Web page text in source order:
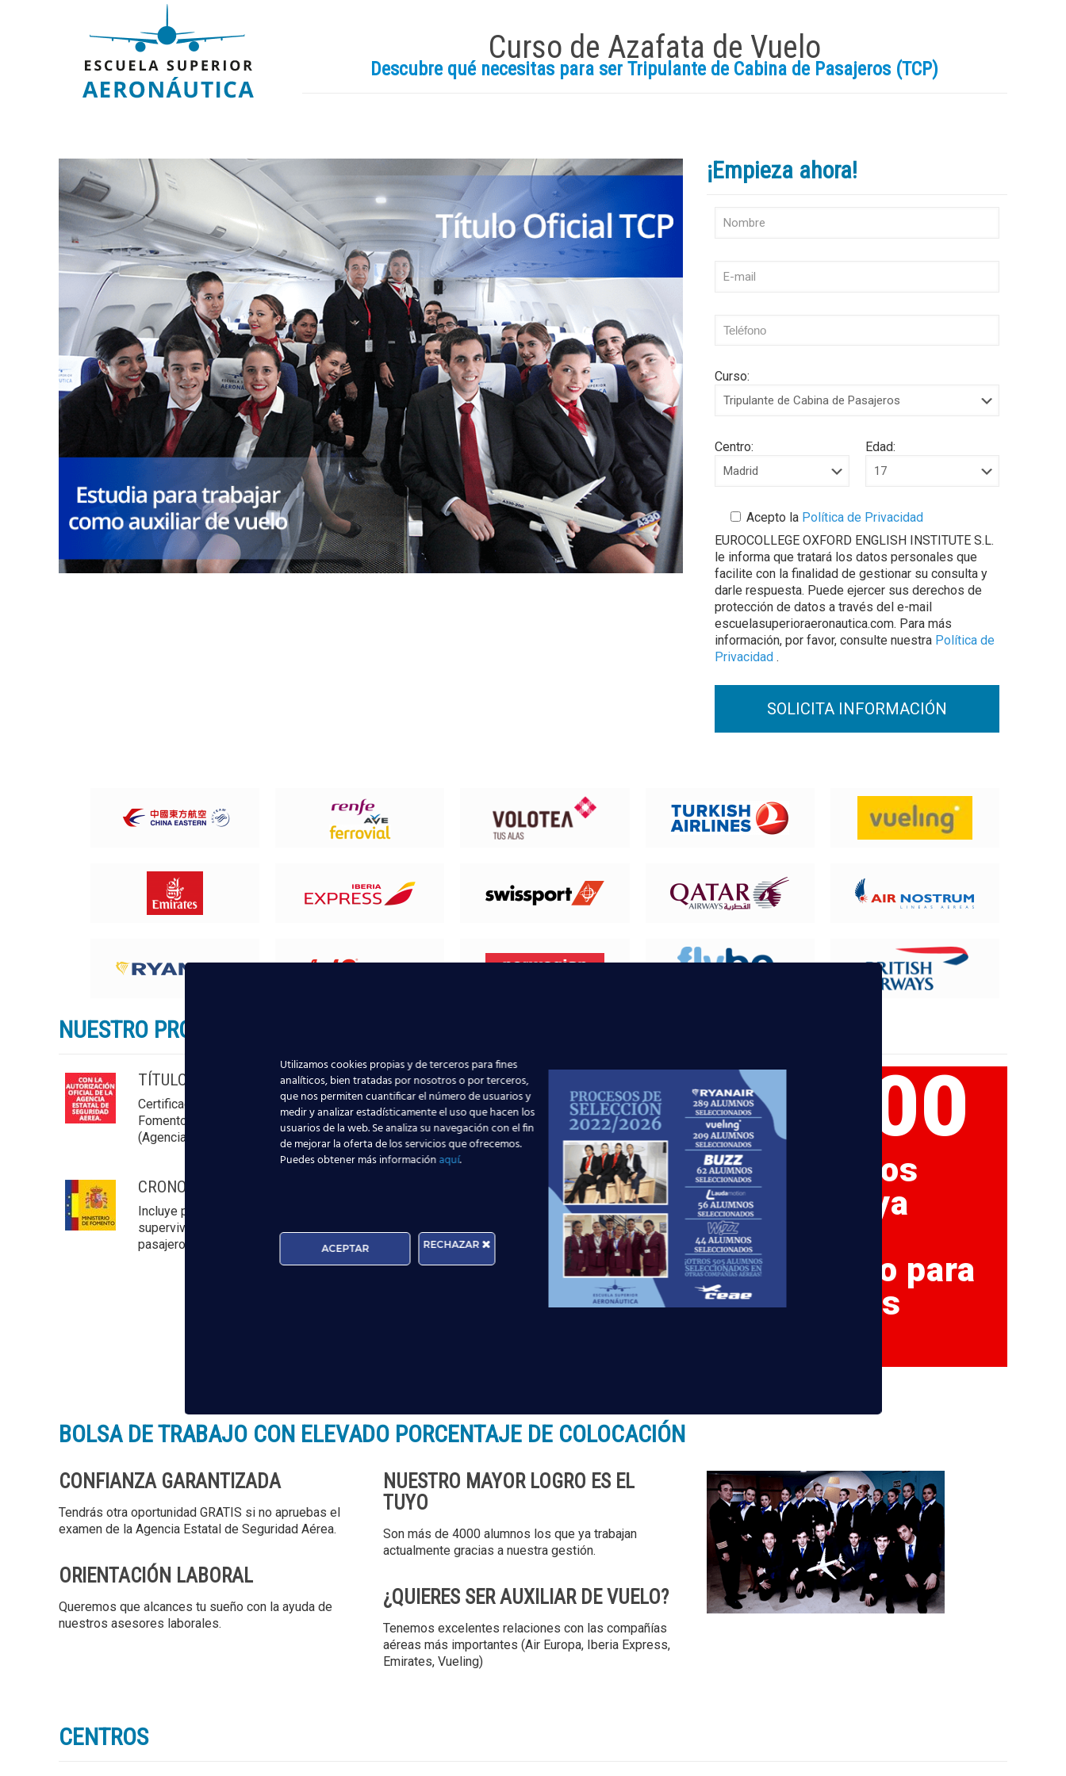
Curso de Azafata de Vuelo
Descubre qué necesitas para ser Tripulante de Cabina de Pasajeros (TCP)
¡Empieza ahora!
Curso:
Centro: Edad:
Acepto la Política de Privacidad
EUROCOLLEGE OXFORD ENGLISH INSTITUTE S.L.
le informa que tratará los datos personales que
facilite con la finalidad de gestionar su consulta y
darle respuesta. Puede ejercer sus derechos de
protección de datos a través del e-mail
escuelasuperioraeronautica.com. Para más
información, por favor, consulte nuestra Política de
Privacidad.
NUESTRO PROGRAMA. DISFRUTA REALMENTE DE LAS VIVENCIAS DE UN TCP
TÍTULO AUXILIAR DE VUELO
Certificado por el Ministerio de
Fomento
(Agencia Estatal de Seguridad Aérea).
CRONOGRAMA TCP
Incluye prácticas extensas y reales de
supervivencia y seguridad de los
pasajeros.
REGALO: CURSO DE INGLÉS
AERONÁUTICO
Te facilitamos este curso gratuito para
que puedas aprovechar las
oportunidades que se presenten.
Programamos los horarios en función
de tus circunstancias: Mañana, tarde,
noche, sábados.
de nuestros
alumnos ya
están
trabajando para
compañias
+6000
BOLSA DE TRABAJO CON ELEVADO PORCENTAJE DE COLOCACIÓN
CONFIANZA GARANTIZADA
Tendrás otra oportunidad GRATIS si no apruebas el
examen de la Agencia Estatal de Seguridad Aérea.
ORIENTACIÓN LABORAL
Queremos que alcances tu sueño con la ayuda de
nuestros asesores laborales.
NUESTRO MAYOR LOGRO ES EL
TUYO
Son más de 4000 alumnos los que ya trabajan
actualmente gracias a nuestra gestión.
¿QUIERES SER AUXILIAR DE VUELO?
Tenemos excelentes relaciones con las compañías
aéreas más importantes (Air Europa, Iberia Express,
Emirates, Vueling)
CENTROS
Utilizamos cookies propias y de terceros para fines
analíticos, bien tratadas por nosotros o por terceros,
que nos permiten cuantificar el número de usuarios y
medir y analizar estadísticamente el uso que hacen los
usuarios de la web. Se analiza su navegación con el fin
de mejorar la oferta de los servicios que ofrecemos.
Puedes obtener más informaciónaquí.
ACEPTAR RECHAZAR